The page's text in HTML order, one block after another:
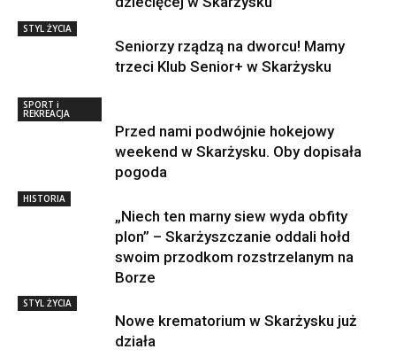
STYL ŻYCIA
Seniorzy rządzą na dworcu! Mamy
trzeci Klub Senior+ w Skarżysku
SPORT i
REKREACJA
Przed nami podwójnie hokejowy
weekend w Skarżysku. Oby dopisała
pogoda
HISTORIA
„Niech ten marny siew wyda obfity
plon” – Skarżyszczanie oddali hołd
swoim przodkom rozstrzelanym na
Borze
STYL ŻYCIA
Nowe krematorium w Skarżysku już
działa